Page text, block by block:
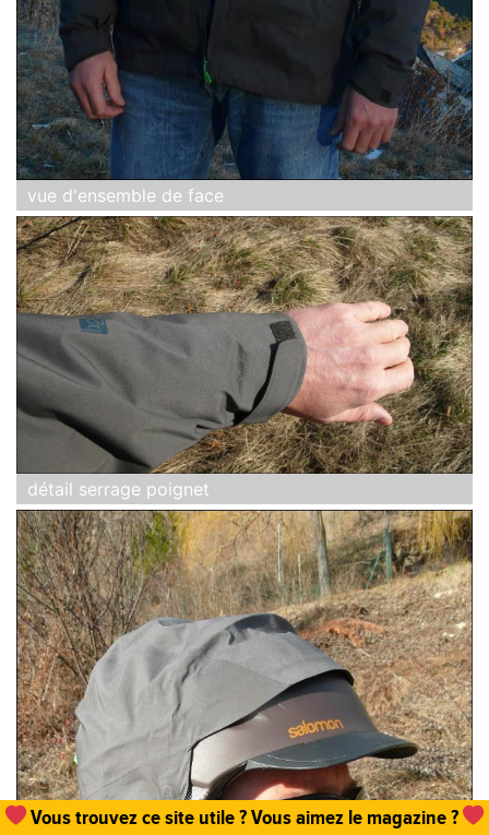
vue d'ensemble de face
détail serrage poignet
Vous trouvez ce site utile ? Vous aimez le magazine ?